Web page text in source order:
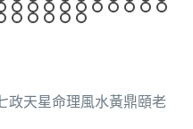
政天星命理風水黃鼎頤老